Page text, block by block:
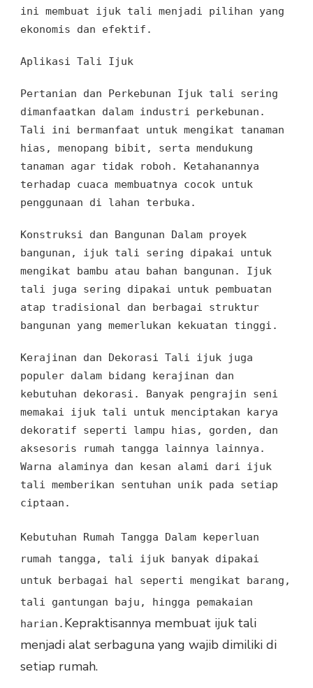
ini membuat ijuk tali menjadi pilihan yang
ekonomis dan efektif.
Aplikasi Tali Ijuk
Pertanian dan Perkebunan Ijuk tali
sering
dimanfaatkan dalam industri perkebunan.
Tali ini bermanfaat untuk mengikat tanaman
hias, menopang bibit , serta mendukung
tanaman agar tidak roboh . Ketahanannya
terhadap cuaca membuatnya cocok untuk
penggunaan di lahan terbuka .
Konstruksi dan Bangunan Dalam proyek
bangunan , ijuk tali sering dipakai untuk
mengikat bambu atau bahan bangunan. Ijuk
tali juga sering dipakai untuk pembuatan
atap tradisional dan berbagai struktur
bangunan yang memerlukan kekuatan tinggi .
Kerajinan dan Dekorasi Tali ijuk juga
populer dalam bidang kerajinan dan
kebutuhan dekorasi . Banyak pengrajin seni
memakai ijuk tali untuk menciptakan karya
dekoratif seperti lampu hias , gorden, dan
aksesoris rumah tangga lainnya lainnya.
Warna alaminya dan kesan alami dari ijuk
tali memberikan sentuhan unik pada setiap
ciptaan.
Kebutuhan Rumah Tangga Dalam keperluan
rumah tangga , tali ijuk banyak dipakai
untuk berbagai hal seperti mengikat barang ,
tali gantungan baju, hingga pemakaian
harian . Kepraktisannya membuat ijuk tali
menjadi alat serbaguna yang wajib dimiliki di
setiap rumah.